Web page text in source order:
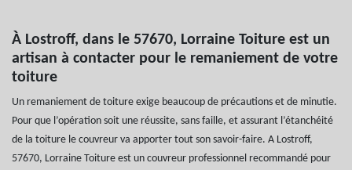
À Lostroff, dans le 57670, Lorraine Toiture est un
artisan à contacter pour le remaniement de votre
toiture
Un remaniement de toiture exige beaucoup de précautions et de minutie.
Pour que l’opération soit une réussite, sans faille, et assurant l’étanchéité
de la toiture le couvreur va apporter tout son savoir-faire. A Lostroff,
57670, Lorraine Toiture est un couvreur professionnel recommandé pour